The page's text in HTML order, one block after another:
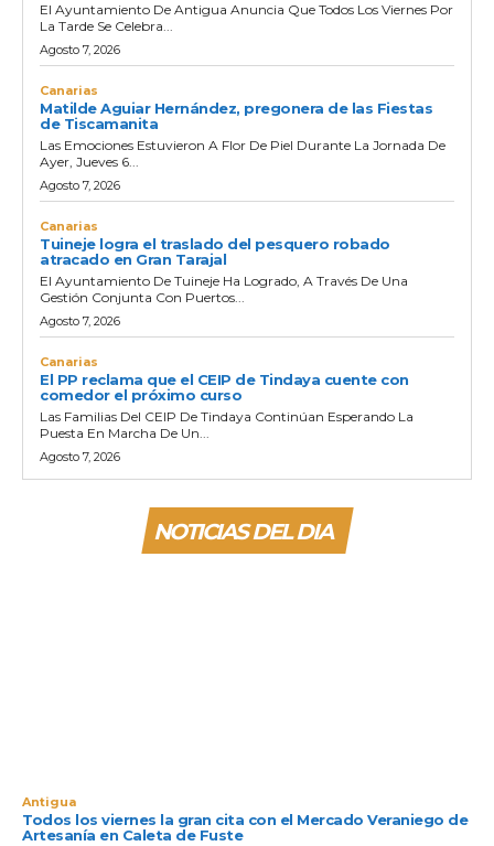
El Ayuntamiento De Antigua Anuncia Que Todos Los Viernes Por
La Tarde Se Celebra...
Agosto 7, 2026
Canarias
Matilde Aguiar Hernández, pregonera de las Fiestas
de Tiscamanita
Las Emociones Estuvieron A Flor De Piel Durante La Jornada De
Ayer, Jueves 6...
Agosto 7, 2026
Canarias
Tuineje logra el traslado del pesquero robado
atracado en Gran Tarajal
El Ayuntamiento De Tuineje Ha Logrado, A Través De Una
Gestión Conjunta Con Puertos...
Agosto 7, 2026
Canarias
El PP reclama que el CEIP de Tindaya cuente con
comedor el próximo curso
Las Familias Del CEIP De Tindaya Continúan Esperando La
Puesta En Marcha De Un...
Agosto 7, 2026
NOTICIAS DEL DIA
Antigua
Todos los viernes la gran cita con el Mercado Veraniego de
Artesanía en Caleta de Fuste